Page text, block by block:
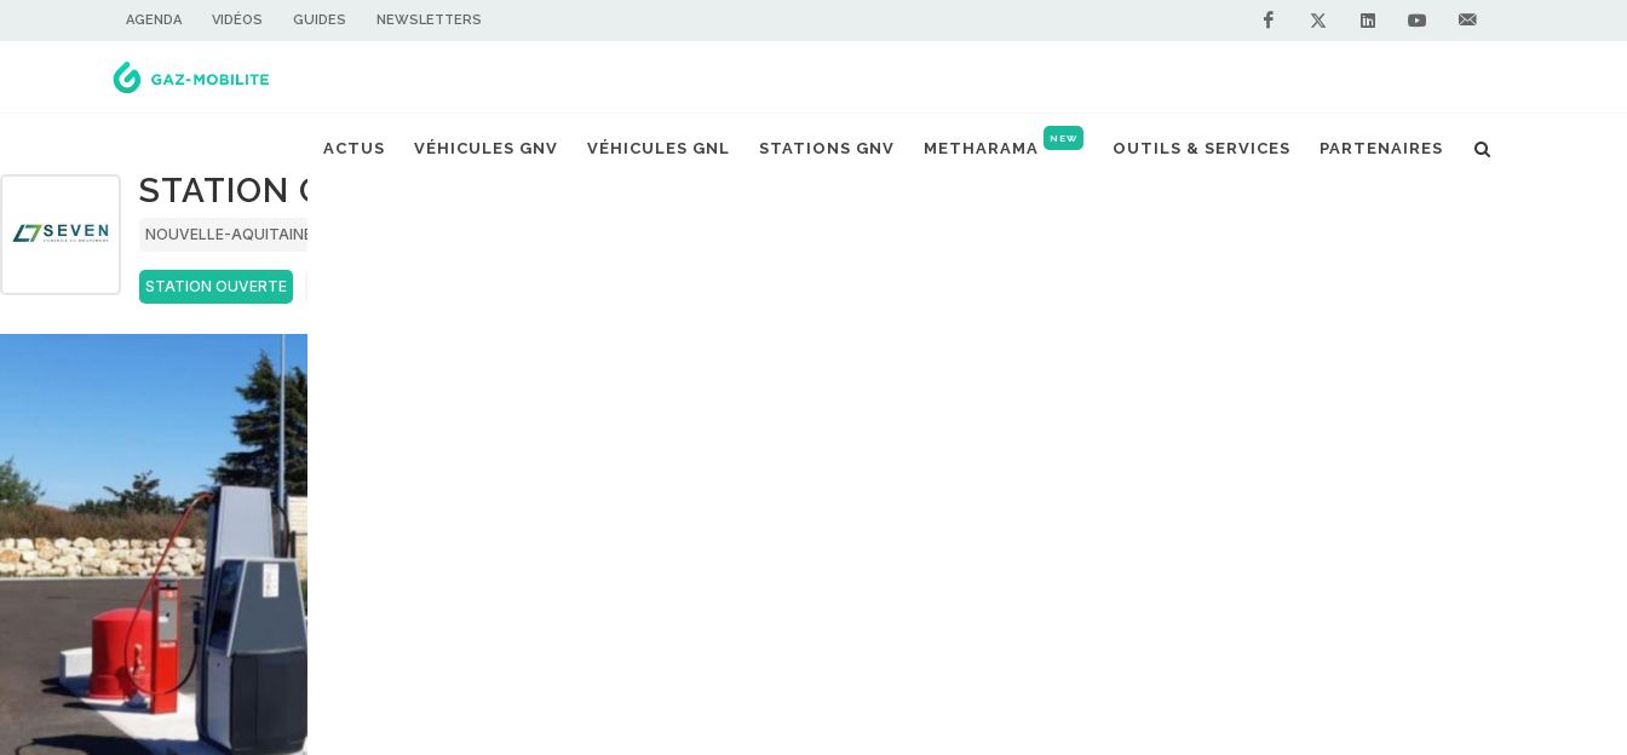
AGENDA VIDÉOS GUIDES NEWSLETTERS
ACTUS VÉHICULES GNV VÉHICULES GNL STATIONS GNV METHARAMA
NEW
OUTILS & SERVICES PARTENAIRES
STATION GNV SEVEN VILLENEUVE SUR LOT
NOUVELLE-AQUITAINE
STATION OUVERTE